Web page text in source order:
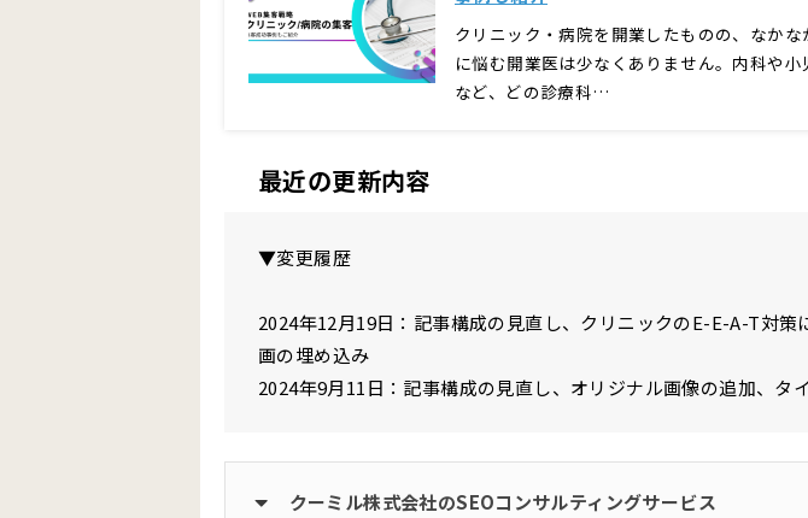
クリニック・病院を開業したものの、なか
に悩む開業医は少なくありません。内科や
など、どの診療科…
最近の更新内容
▼変更履歴
2024年12月19日：記事構成の見直し、クリニックのE-E-A-T対策
画の埋め込み
2024年9月11日：記事構成の見直し、オリジナル画像の追加、タ
クーミル株式会社のSEOコンサルティングサービス